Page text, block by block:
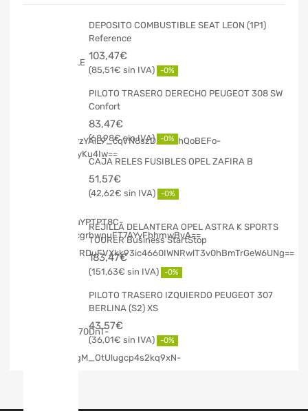
DEPOSITO COMBUSTIBLE SEAT LEON (1P1)
Reference
103,47€
85,51€ -0%
PILOTO TRASERO DERECHO PEUGEOT 308 SW
Confort
83,47€
68,98€ -0%
CAJA RELES FUSIBLES OPEL ZAFIRA B
51,57€
42,62€ -0%
REJILLA DELANTERA OPEL ASTRA K SPORTS
TOURER Business StartStop
183,47€
151,63€ -0%
PILOTO TRASERO IZQUIERDO PEUGEOT 307
BERLINA (S2) XS
43,57€
36,01€ -0%